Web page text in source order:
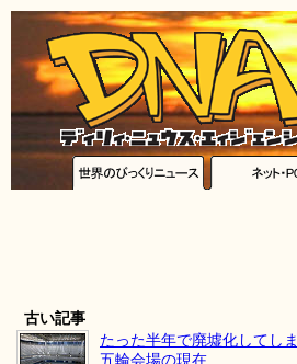
古い記事
たった半年で廃墟化してし
五輪会場の現在